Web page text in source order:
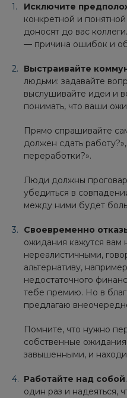
Исключите
конкретной и
доносят до вас
— причина ошибок и
Выстраивайте
людьми: задавайте
выслушивайте идеи и
понимать, что ваши
Прямо спрашивайте
должен сдать
переработки?».
Люди должны
убедиться в
между ними будет
Своевременно
ожидания кажутся вам
нереалистичными,
альтернативу,
недостаточного
тебе премию. Но в
предлагаю
Помните, что нужно
собственные
завышенными, и
Работайте над собой
один раз и надеяться,